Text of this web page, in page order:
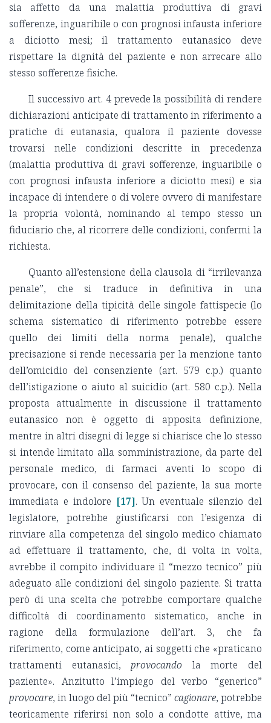
sia affetto da una malattia produttiva di gravi
sofferenze, inguaribile o con prognosi infausta inferiore
a diciotto mesi; il trattamento eutanasico deve
rispettare la dignità del paziente e non arrecare allo
stesso sofferenze fisiche.
Il successivo art. 4 prevede la possibilità di rendere
dichiarazioni anticipate di trattamento in riferimento a
pratiche di eutanasia, qualora il paziente dovesse
trovarsi nelle condizioni descritte in precedenza
(malattia produttiva di gravi sofferenze, inguaribile o
con prognosi infausta inferiore a diciotto mesi) e sia
incapace di intendere o di volere ovvero di manifestare
la propria volontà, nominando al tempo stesso un
fiduciario che, al ricorrere delle condizioni, confermi la
richiesta.
Quanto all’estensione della clausola di “irrilevanza
penale”, che si traduce in definitiva in una
delimitazione della tipicità delle singole fattispecie (lo
schema sistematico di riferimento potrebbe essere
quello dei limiti della norma penale), qualche
precisazione si rende necessaria per la menzione tanto
dell’omicidio del consenziente (art. 579 c.p.) quanto
dell’istigazione o aiuto al suicidio (art. 580 c.p.). Nella
proposta attualmente in discussione il trattamento
eutanasico non è oggetto di apposita definizione,
mentre in altri disegni di legge si chiarisce che lo stesso
si intende limitato alla somministrazione, da parte del
personale medico, di farmaci aventi lo scopo di
provocare, con il consenso del paziente, la sua morte
immediata e indolore [17]. Un eventuale silenzio del
legislatore, potrebbe giustificarsi con l’esigenza di
rinviare alla competenza del singolo medico chiamato
ad effettuare il trattamento, che, di volta in volta,
avrebbe il compito individuare il “mezzo tecnico” più
adeguato alle condizioni del singolo paziente. Si tratta
però di una scelta che potrebbe comportare qualche
difficoltà di coordinamento sistematico, anche in
ragione della formulazione dell’art. 3, che fa
riferimento, come anticipato, ai soggetti che «praticano
trattamenti eutanasici,provocando la morte del
paziente». Anzitutto l’impiego del verbo “generico”
provocare, in luogo del più “tecnico” cagionare, potrebbe
teoricamente riferirsi non solo a condotte attive, ma